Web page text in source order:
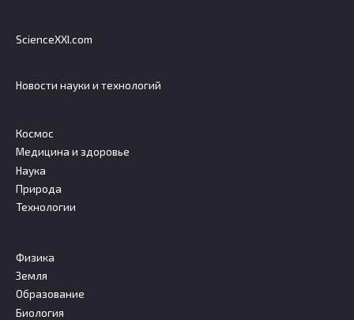
ScienceXXI.com
Новости науки и технологий
Космос
Медицина и здоровье
Наука
Природа
Технологии
Физика
Земля
Образование
Биология